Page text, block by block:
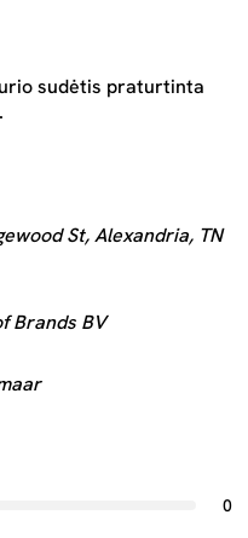
sudėtis praturtinta
St, Alexandria, TN
Brands BV
0